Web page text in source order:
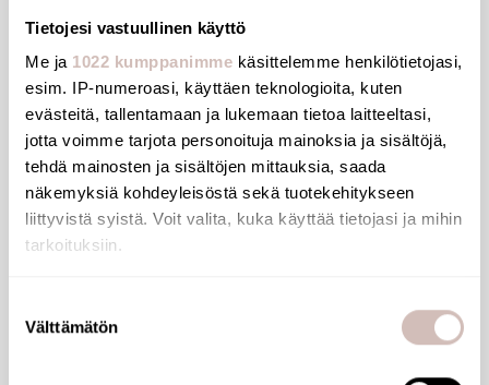
Tietojesi vastuullinen käyttö
Me ja 1022 kumppanimme käsittelemme henkilötietojasi,
esim. IP-numeroasi, käyttäen teknologioita, kuten
evästeitä, tallentamaan ja lukemaan tietoa laitteeltasi,
jotta voimme tarjota personoituja mainoksia ja sisältöjä,
tehdä mainosten ja sisältöjen mittauksia, saada
näkemyksiä kohdeyleisöstä sekä tuotekehitykseen
liittyvistä syistä. Voit valita, kuka käyttää tietojasi ja mihin
tarkoituksiin.
Kerätä tietoja maantieteellisestä sijainnistasi,
Tunnistaa laitteesi skannaamalla sen ominaispiirteitä
valinta
Välttämätön
Reinforced PVC SILVER flexible shower hose